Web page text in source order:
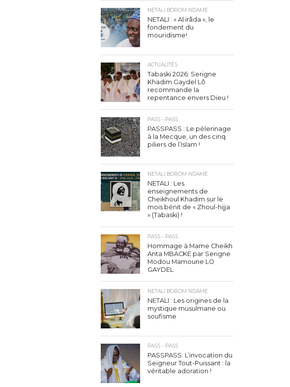
NETALI BOROM NDAME
NETALI : « Al irâda », le
fondement du
mouridisme!
ACTUALITÉS
Tabaski 2026: Serigne
Khadim Gaydel Lô
recommande la
repentance envers Dieu !
PASS - PASS
PASSPASS : Le pèlerinage
à la Mecque, un des cinq
piliers de l’Islam !
NETALI BOROM NDAME
NETALI : Les
enseignements de
Cheikhoul Khadim sur le
mois bénit de « Zhoul-hijja
» (Tabaski) !
PASS - PASS
Hommage à Mame Cheikh
Anta MBACKE par Serigne
Modou Mamoune LO
GAYDEL
NETALI BOROM NDAME
NETALI : Les origines de la
mystique musulmane ou
soufisme
PASS - PASS
PASSPASS: L’invocation du
Seigneur Tout-Puissant : la
véritable adoration !